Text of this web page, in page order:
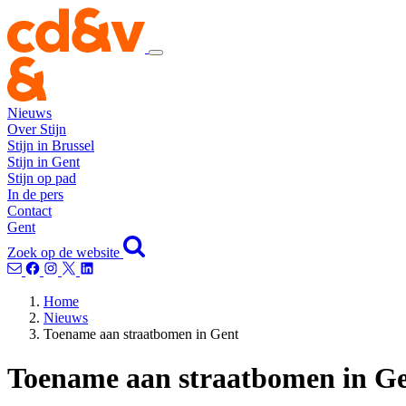
Nieuws
Over Stijn
Stijn in Brussel
Stijn in Gent
Stijn op pad
In de pers
Contact
Gent
Zoek op de website
Home
Nieuws
Toename aan straatbomen in Gent
Toename aan straatbomen in